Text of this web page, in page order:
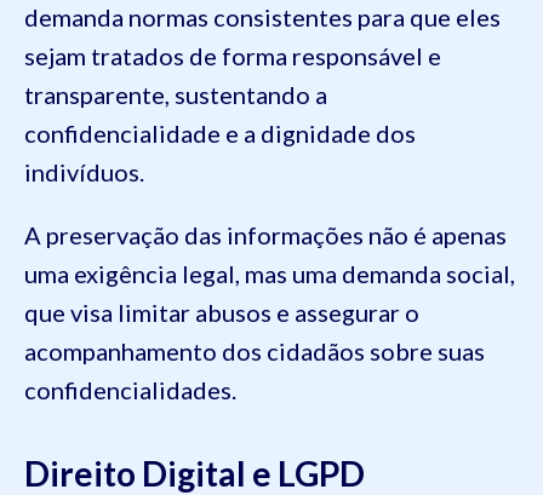
demanda normas consistentes para que eles
sejam tratados de forma responsável e
transparente, sustentando a
confidencialidade e a dignidade dos
indivíduos.
A preservação das informações não é apenas
uma exigência legal, mas uma demanda social,
que visa limitar abusos e assegurar o
acompanhamento dos cidadãos sobre suas
confidencialidades.
Direito Digital e LGPD